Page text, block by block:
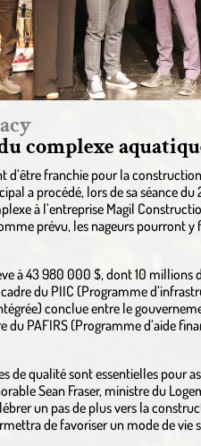
complexe
d’être franchie pour la
a procédé, lors de sa séance
à l’entreprise Magil
prévu, les nageurs pourront
à 43 980 000 $, dont 10
du PIIC (Programme
conclue entre le
du PAFIRS (Programme d’aide
de qualité sont essentielles pour
Sean Fraser, ministre du
un pas de plus vers la
de favoriser un mode de vie